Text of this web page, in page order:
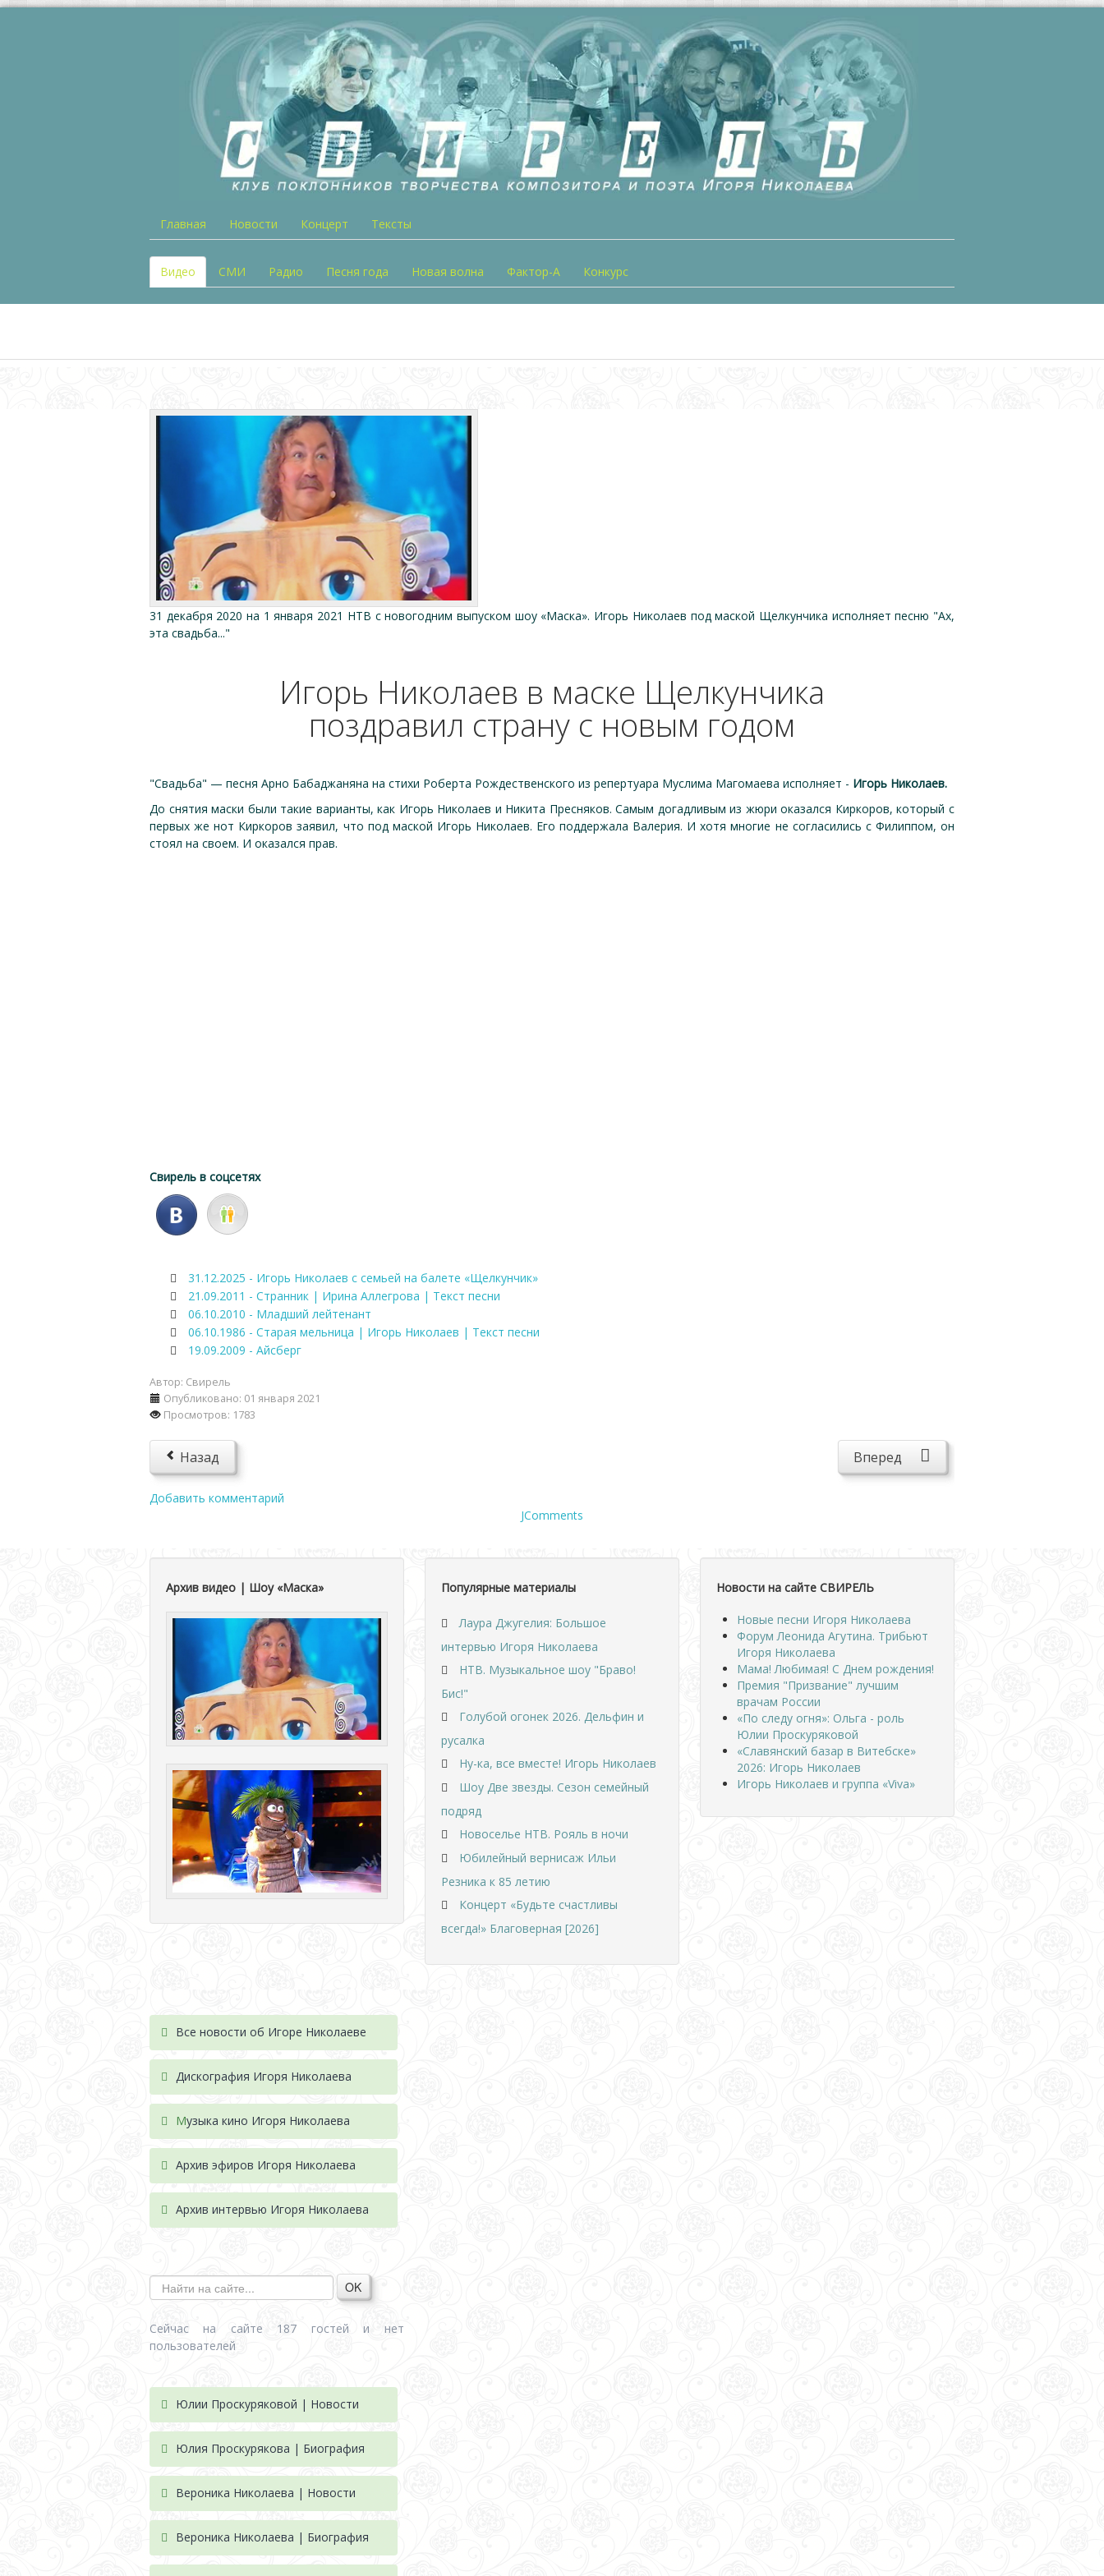
Главная Новости Концерт Тексты
Видео СМИ Радио Песня года Новая волна Фактор-А Конкурс
31 декабря 2020 на 1 января 2021 НТВ с новогодним выпуском шоу «Маска». Игорь Николаев под маской Щелкунчика исполняет песню "Ах,
эта свадьба..."
Игорь Николаев в маске Щелкунчика
поздравил страну с новым годом
"Свадьба" — песня Арно Бабаджаняна на стихи Роберта Рождественского из репертуара Муслима Магомаева исполняет - Игорь Николаев.
До снятия маски были такие варианты, как Игорь Николаев и Никита Пресняков. Самым догадливым из жюри оказался Киркоров,который с
первых же нот Киркоров заявил, что под маской Игорь Николаев. Его поддержала Валерия. И хотя многие не согласились с Филиппом, он
стоял на своем. И оказался прав.
Свирель в соцсетях
31.12.2025 - Игорь Николаев с семьей на балете «Щелкунчик»
21.09.2011 - Странник | Ирина Аллегрова | Текст песни
06.10.2010 - Младший лейтенант
06.10.1986 - Старая мельница | Игорь Николаев | Текст песни
19.09.2009 - Айсберг
Автор: Свирель
Опубликовано: 01 января 2021
Просмотров: 1783
Назад Вперед
Добавить комментарий
JComments
Архив видео | Шоу «Маска» Популярные материалы
Лаура Джугелия: Большое
интервью Игоря Николаева
НТВ. Музыкальное шоу "Браво!
Бис!"
Голубой огонек 2026. Дельфин и
русалка
Ну-ка, все вместе! Игорь Николаев
Шоу Две звезды. Сезон семейный
подряд
Новоселье НТВ. Рояль в ночи
Юбилейный вернисаж Ильи
Резника к 85 летию
Концерт «Будьте счастливы
всегда!» Благоверная [2026]
Новости на сайте СВИРЕЛЬ
Новые песни Игоря Николаева
Форум Леонида Агутина. Трибьют
Игоря Николаева
Мама! Любимая! С Днем рождения!
Премия "Призвание" лучшим
врачам России
«По следу огня»: Ольга - роль
Юлии Проскуряковой
«Славянский базар в Витебске»
2026: Игорь Николаев
Игорь Николаев и группа «Viva»
Все новости об Игоре Николаеве
Дискография Игоря Николаева
Музыка кино Игоря Николаева
Архив эфиров Игоря Николаева
Архив интервью Игоря Николаева
OK
Сейчас на сайте 187 гостей и нет
пользователей
Юлии Проскуряковой | Новости
Юлия Проскурякова | Биография
Вероника Николаева | Новости
Вероника Николаева | Биография